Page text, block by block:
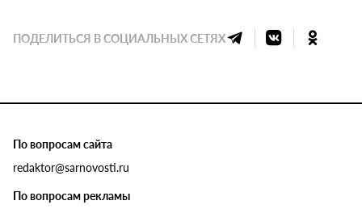
ПОДЕЛИТЬСЯ В СОЦИАЛЬНЫХ СЕТЯХ
По вопросам сайта
redaktor@sarnovosti.ru
По вопросам рекламы